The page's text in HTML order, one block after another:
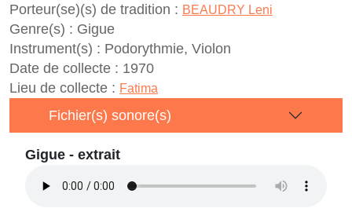
Porteur(se)(s) de tradition : BEAUDRY Leni
Genre(s) : Gigue
Instrument(s) : Podorythmie, Violon
Date de collecte : 1970
Lieu de collecte : Fatima
Fichier(s) sonore(s)
Gigue - extrait